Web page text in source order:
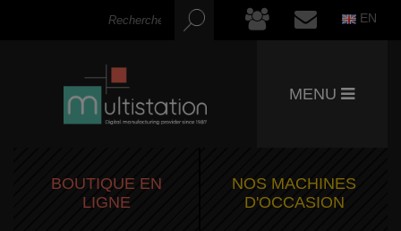
EN
MENU
BOUTIQUE EN
LIGNE
NOS MACHINES
D'OCCASION